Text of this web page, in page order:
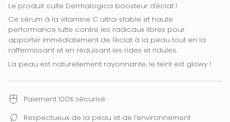
Le produit culte Dermalogica boosteur d'éclat !
Ce sérum à la vitamine C ultra-stable et haute
performance lutte contre les radicaux libres pour
apporter immédiatement de l'éclat à la peau tout en la
raffermissant et en réduisant les rides et ridules.
La peau est naturellement rayonnante, le teint est glowy !
Paiement 100% sécurisé
Respectueux de la peau et de l’environnement